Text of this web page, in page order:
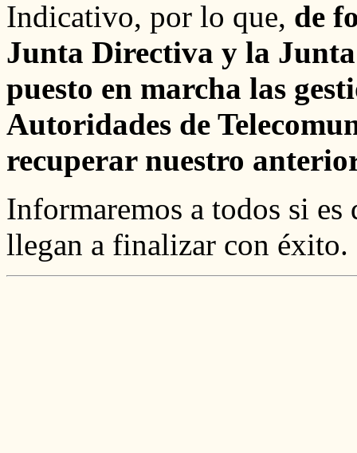
Indicativo, por lo que, de
Junta Directiva y la
puesto en marcha las
Autoridades de
recuperar nuestro
Informaremos a todos si es
llegan a finalizar con éxito.